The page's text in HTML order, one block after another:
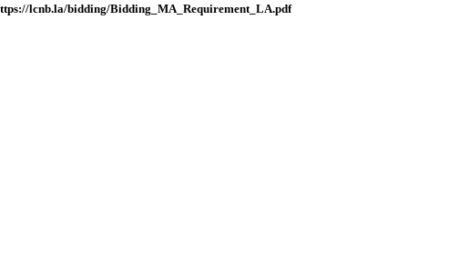
lcnb.la/bidding/Bidding_MA_Requirement_LA.pdf